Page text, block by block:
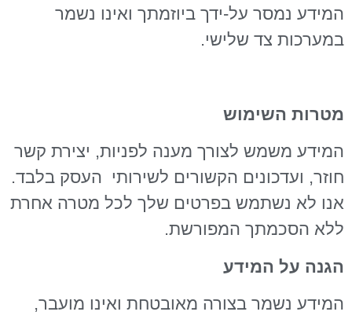
המידע נמסר על-ידך ביוזמתך ואינו נשמר
במערכות צד שלישי.
מטרות השימוש
המידע משמש לצורך מענה לפניות, יצירת קשר
חוזר, ועדכונים הקשורים לשירותי העסק בלבד.
אנו לא נשתמש בפרטים שלך לכל מטרה אחרת
ללא הסכמתך המפורשת.
הגנה על המידע
המידע נשמר בצורה מאובטחת ואינו מועבר,